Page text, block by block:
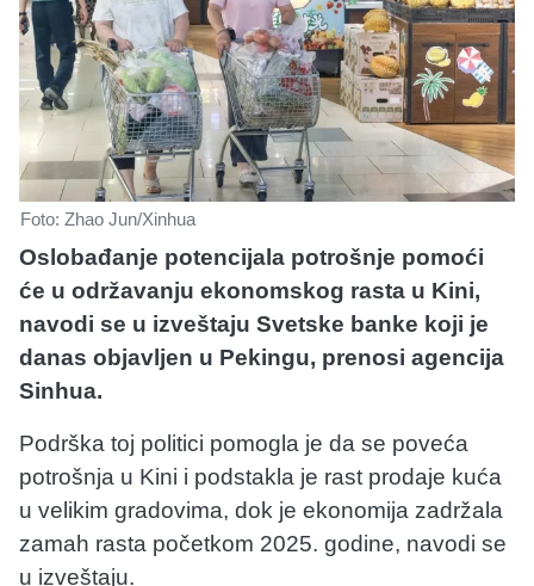
Foto: Zhao Jun/Xinhua
Oslobađanje potencijala potrošnje pomoći
će u održavanju ekonomskog rasta u Kini,
navodi se u izveštaju Svetske banke koji je
danas objavljen u Pekingu, prenosi agencija
Sinhua.
Podrška toj politici pomogla je da se poveća
potrošnja u Kini i podstakla je rast prodaje kuća
u velikim gradovima, dok je ekonomija zadržala
zamah rasta početkom 2025. godine, navodi se
u izveštaju.